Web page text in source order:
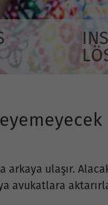
ulaşır.
avukatlara